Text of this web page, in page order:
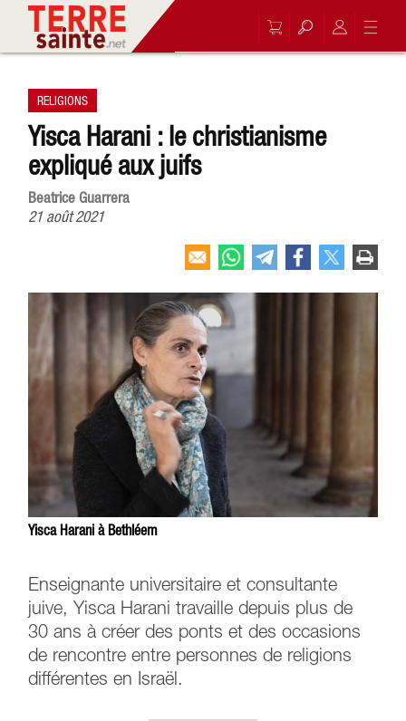
RELIGIONS
Yisca Harani : le christianisme
expliqué aux juifs
Beatrice Guarrera
21 août 2021
Yisca Harani à Bethléem
Enseignante universitaire et consultante
juive, Yisca Harani travaille depuis plus de
30 ans à créer des ponts et des occasions
de rencontre entre personnes de religions
différentes en Israël.